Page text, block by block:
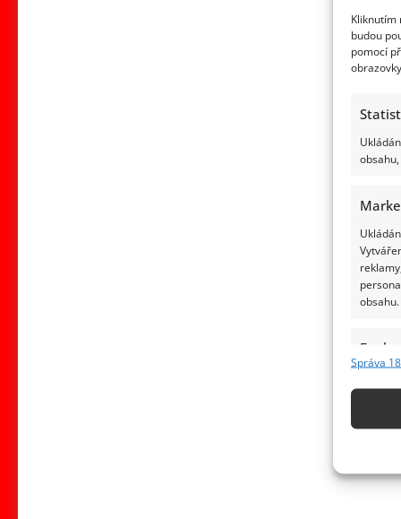
Kliknutím
budou
pomocí
obsahu.
Funkce
Správa